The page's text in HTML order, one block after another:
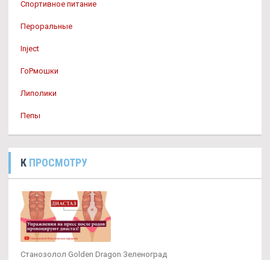
Спортивное питание
Пероральные
Inject
ГоРмошки
Липолики
Пепы
К ПРОСМОТРУ
Cтанозолол Golden Dragon Зеленоград